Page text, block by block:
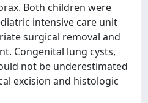
Both children were
intensive care unit
surgical removal and
Congenital lung cysts,
not be underestimated
excision and histologic